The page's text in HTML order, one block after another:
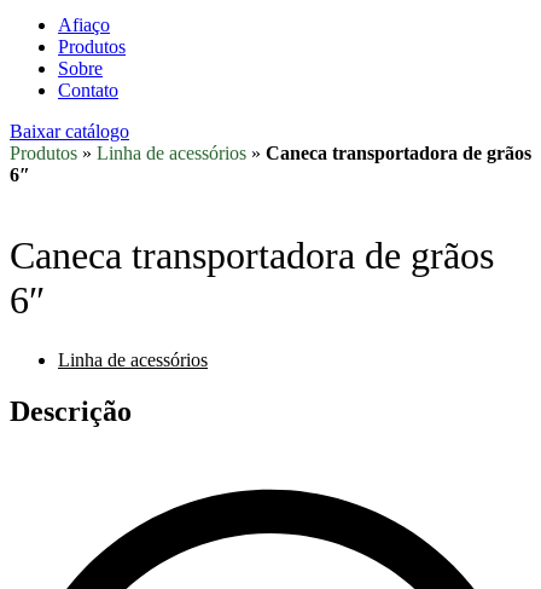
Afiaço
Produtos
Sobre
Contato
Baixar catálogo
Produtos » Linha de acessórios » Caneca transportadora de grãos
6″
Caneca transportadora de grãos
6″
Linha de acessórios
Descrição